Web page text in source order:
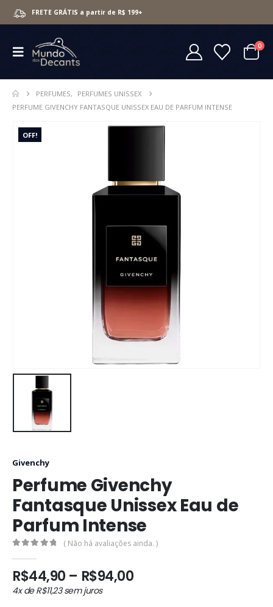
FRETE GRÁTIS a partir de R$ 199+
0
PERFUMES,
PERFUMES UNISSEX
PERFUME GIVENCHY FANTASQUE UNISSEX EAU DE PARFUM INTENSE
OFF!
Givenchy
Perfume Givenchy
Fantasque Unissex Eau de
Parfum Intense
( Não há avaliações ainda. )
R$44,90 – R$94,00Faixa
4x deR$11,23sem juros